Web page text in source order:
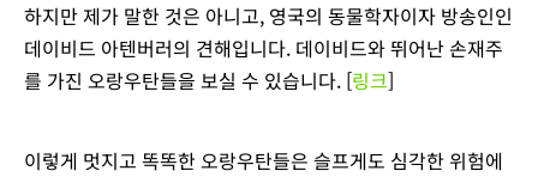
하지만 제가 말한 것은 아니고, 영국의 동물학자이자 방송인인
데이비드 아텐버러의 견해입니다. 데이비드와 뛰어난 손재주
를 가진 오랑우탄들을 보실 수 있습니다. [링크]
이렇게 멋지고 똑똑한 오랑우탄들은 슬프게도 심각한 위험에